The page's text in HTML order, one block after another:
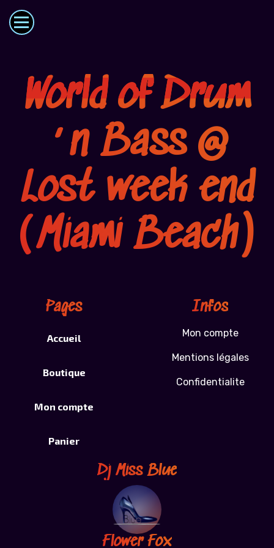
World of Drum
‘n Bass @
Lost week end
(Miami Beach)
Pages
Accueil
Boutique
Mon compte
Panier
Dj Miss Blue
Flower Fox
Infos
Mon compte
Mentions légales
Confidentialite